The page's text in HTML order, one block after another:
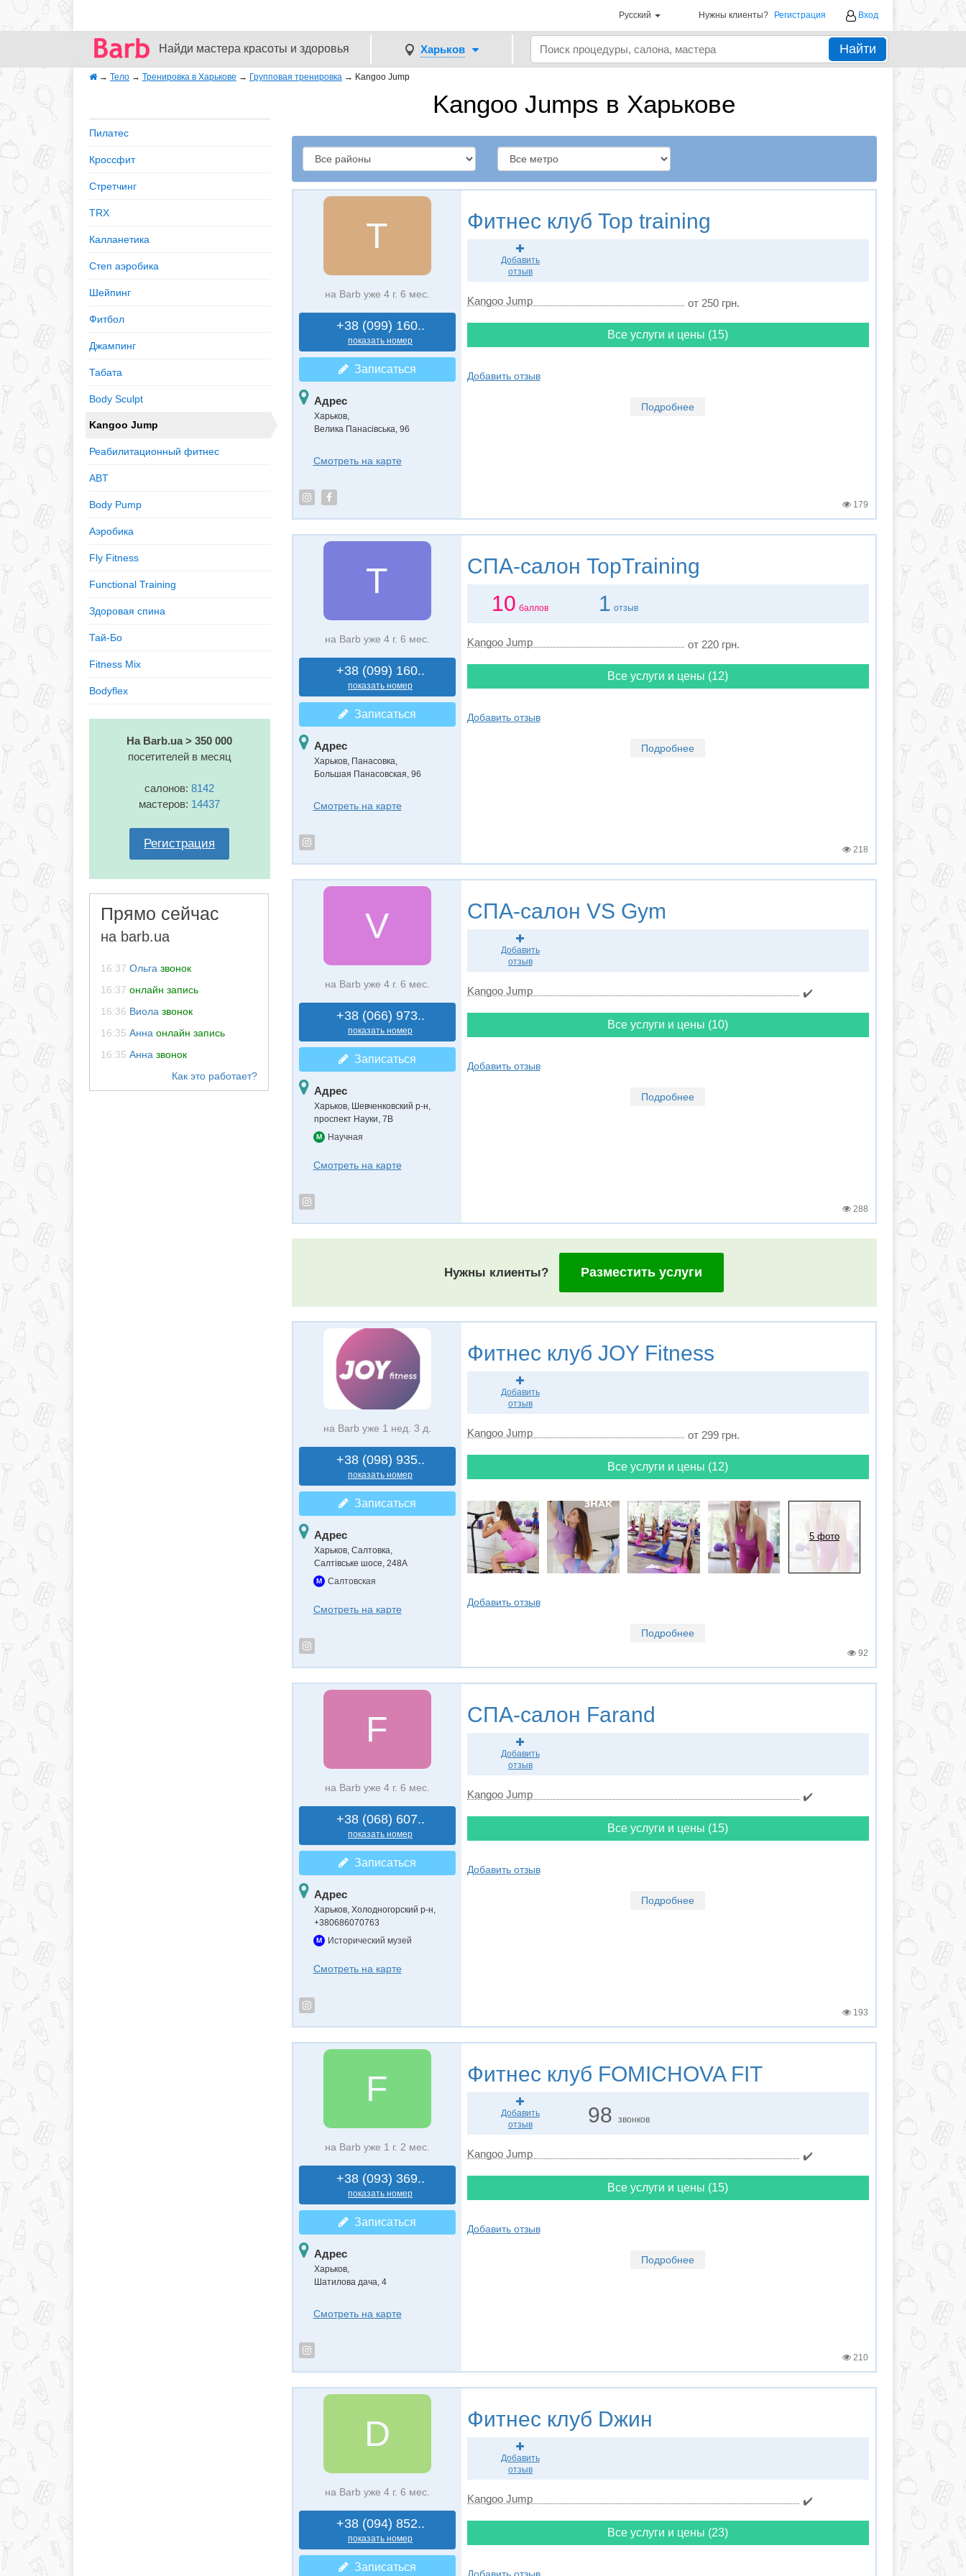
Русский Нужны клиенты? Регистрация Вход
Найди мастера красоты и здоровья Харьков Найти
→ Тело → Тренировка в Харькове → Групповая тренировка → Kangoo Jump
Kangoo Jumps в Харькове
Пилатес
Кроссфит
Стретчинг
TRX
Калланетика
Степ аэробика
Шейпинг
Фитбол
Джампинг
Табата
Body Sculpt
Kangoo Jump
Реабилитационный фитнес
ABT
Body Pump
Аэробика
Fly Fitness
Functional Training
Здоровая спина
Тай-Бо
Fitness Mix
Bodyflex
На Barb.ua > 350 000
посетителей в месяц
салонов:8142
мастеров: 14437
Регистрация
Прямо сейчас
на barb.ua
16:37 Ольга звонок
16:37 онлайн запись
16:36 Виола звонок
16:35 Анна онлайн запись
16:35 Анна звонок
T
на Barb уже 4 г. 6 мес.
+38 (099) 160..
показать номер
Записаться
Адрес
Харьков,
Велика Панасівська, 96
Смотреть на карте
Фитнес клуб Top training
Добавить
отзыв
Kangoo Jump от 250 грн.
Все услуги и цены (15)
Добавить отзыв
Подробнее
179
T
на Barb уже 4 г. 6 мес.
+38 (099) 160..
показать номер
Записаться
Адрес
Харьков, Панасовка,
Большая Панасовская, 96
Смотреть на карте
СПА-салон TopTraining
10 баллов 1 отзыв
Kangoo Jump от 220 грн.
Все услуги и цены (12)
Добавить отзыв
Подробнее
218
V
на Barb уже 4 г. 6 мес.
+38 (066) 973..
показать номер
Записаться
Адрес
Харьков, Шевченковский р-н,
проспект Науки, 7В
M Научная
Смотреть на карте
СПА-салон VS Gym
Добавить
отзыв
Kangoo Jump ✔️
Все услуги и цены (10)
Добавить отзыв
Подробнее
288
Нужны клиенты? Разместить услуги
на Barb уже 1 нед. 3 д.
+38 (098) 935..
показать номер
Записаться
Адрес
Харьков, Салтовка
Салтівське шосе, 248А
M Салтовская
Смотреть на карте
Фитнес клуб JOY Fitness
Добавить
отзыв
Kangoo Jump от 299 грн.
Все услуги и цены (12)
5 фото
Добавить отзыв
Подробнее
92
F
на Barb уже 4 г. 6 мес.
+38 (068) 607..
показать номер
Записаться
Адрес
Харьков, Холодногорский р-н,
+380686070763
M Исторический музей
Смотреть на карте
СПА-салон Farand
Добавить
отзыв
Kangoo Jump ✔️
Все услуги и цены (15)
Добавить отзыв
Подробнее
193
F
на Barb уже 1 г. 2 мес.
+38 (093) 369..
показать номер
Записаться
Адрес
Харьков,
Шатилова дача, 4
Смотреть на карте
Фитнес клуб FOMICHOVA FIT
Добавить
отзыв
98 звонков
Kangoo Jump ✔️
Все услуги и цены (15)
Добавить отзыв
Подробнее
210
D
на Barb уже 4 г. 6 мес.
+38 (094) 852..
показать номер
Записаться
Фитнес клуб Dжин
Добавить
отзыв
Kangoo Jump ✔️
Все услуги и цены (23)